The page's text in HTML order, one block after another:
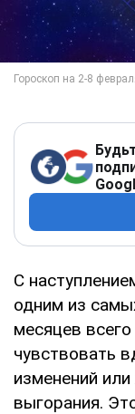
С
одним из
месяцев
чувствовать
изменений
выгорания.